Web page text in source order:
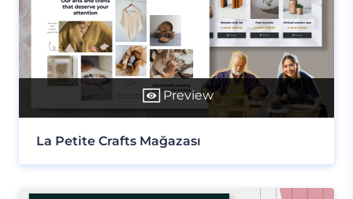
Preview
La Petite Crafts Mağazası